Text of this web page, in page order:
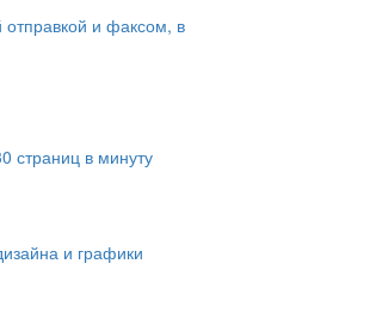
отправкой и факсом, в
страниц в минуту
и графики